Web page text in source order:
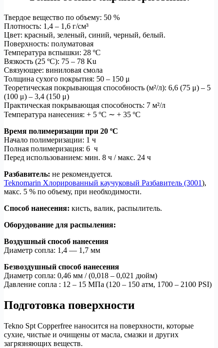
Твердое вещество по объему: 50 %
Плотность: 1,4 – 1,6 г/см³
Цвет: красный, зеленый, синий, черный, белый.
Поверхность: полуматовая
Температура вспышки: 28 ºC
Вязкость (25 ºC): 75 – 78 Ku
Связующее: виниловая смола
Толщина сухого покрытия: 50 – 150 μ
Теоретическая покрывающая способность (м²/л): 6,6 (75 μ) – 5
(100 μ) – 3,4 (150 μ)
Практическая покрывающая способность: 7 м²/л
Температура нанесения: + 5 ºC ∼ + 35 ºC
Время полимеризации при 20 ºC
Начало полимеризации: 1 ч
Полная полимеризация: 6 ч
Перед использованием: мин. 8 ч / макс. 24 ч
Разбавитель: не рекомендуется.
Teknomarin Хлорированный каучуковый Разбавитель (3001),
макс. 5 % по объему, при необходимости.
Способ нанесения: кисть, валик, распылитель.
Оборудование для распыления:
Воздушный способ нанесения
Диаметр сопла: 1,4 — 1,7 мм
Безвоздушный способ нанесения
Диаметр сопла: 0,46 мм / (0,018 – 0,021 дюйм)
Давление сопла : 12 – 15 МПа (120 – 150 атм, 1700 – 2100 PSI)
Подготовка поверхности
Tekno Spt Copperfree наносится на поверхности, которые
сухие, чистые и очищены от масла, смазки и других
загрязняющих веществ.